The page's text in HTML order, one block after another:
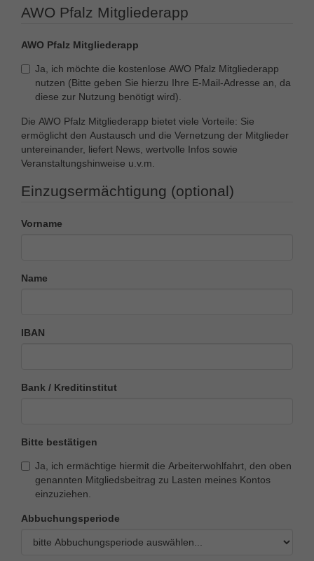
AWO Pfalz Mitgliederapp
AWO Pfalz Mitgliederapp
Ja, ich möchte die kostenlose AWO Pfalz Mitgliederapp
nutzen (Bitte geben Sie hierzu Ihre E-Mail-Adresse an, da
diese zur Nutzung benötigt wird).
Die AWO Pfalz Mitgliederapp bietet viele Vorteile: Sie
ermöglicht den Austausch und die Vernetzung der Mitglieder
untereinander, liefert News, wertvolle Infos sowie
Veranstaltungshinweise u.v.m.
Einzugsermächtigung (optional)
Vorname
Name
IBAN
Bank / Kreditinstitut
Bitte bestätigen
Ja, ich ermächtige hiermit die Arbeiterwohlfahrt, den oben
genannten Mitgliedsbeitrag zu Lasten meines Kontos
einzuziehen.
Abbuchungsperiode